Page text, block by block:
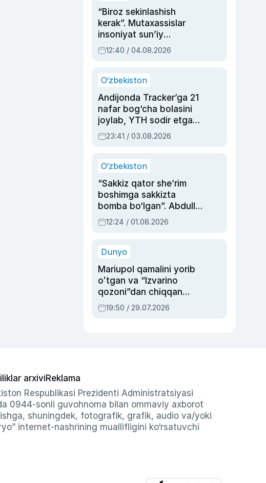
“Biroz sekinlashish
kerak”. Mutaxassislar
insoniyat sun’iy
intellektni boshqara
olmay qolishidan xavotir
12:40 / 04.08.2026
O‘zbekiston
Andijonda Tracker’ga 21
nafar bog‘cha bolasini
joylab, YTH sodir etgan
ayolga sud hukmi o‘qildi
23:41 / 03.08.2026
O‘zbekiston
“Sakkiz qator she’rim
boshimga sakkizta
bomba bo‘lgan”. Abdulla
Oripovni siyosiy
ayblovlardan asrab
12:24 / 01.08.2026
Dunyo
Mariupol qamalini yorib
oʻtgan va “Izvarino
qozoni”dan chiqqan
qahramon — Ukraina
armiyasi bosh
19:50 / 29.07.2026
arxiviReklama
Respublikasi Prezidenti Administratsiyasi
0944-sonli guvohnoma bilan ommaviy axborot
shuningdek, fotografik, grafik, audio va/yoki
internet-nashrining muallifligini ko‘rsatuvchi